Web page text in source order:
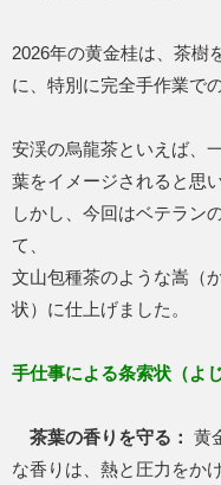
2026年の黄金桂は、茶樹
に、特別に完全手作業で
安渓の烏龍茶といえば、
葉をイメージされると思い
しかし、今回はベテラン
て、
文山包種茶のような嵩（
状）に仕上げました。
手仕事による条索状（よ
茶葉の香りを守る： 黄
な香りは、熱と圧力をか